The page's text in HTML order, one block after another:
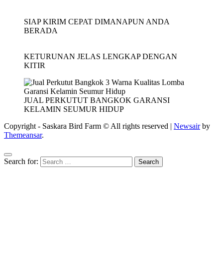
SIAP KIRIM CEPAT DIMANAPUN ANDA
BERADA
KETURUNAN JELAS LENGKAP DENGAN
KITIR
JUAL PERKUTUT BANGKOK GARANSI
KELAMIN SEUMUR HIDUP
Copyright - Saskara Bird Farm © All rights reserved | Newsairby
Themeansar.
Search for: